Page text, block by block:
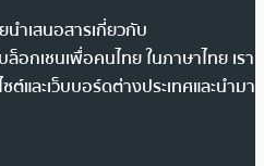
ำเสนอสารเกี่ยวกับ
อกเชนเพื่อคนไทย ในภาษาไทย เรา
และเว็บบอร์ดต่างประเทศและนำมา